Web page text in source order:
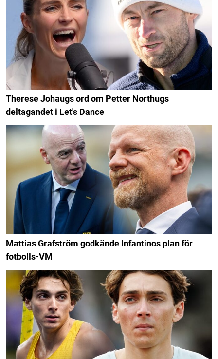
Therese Johaugs ord om Petter Northugs
deltagandet i Let's Dance
Mattias Grafström godkände Infantinos plan för
fotbolls-VM